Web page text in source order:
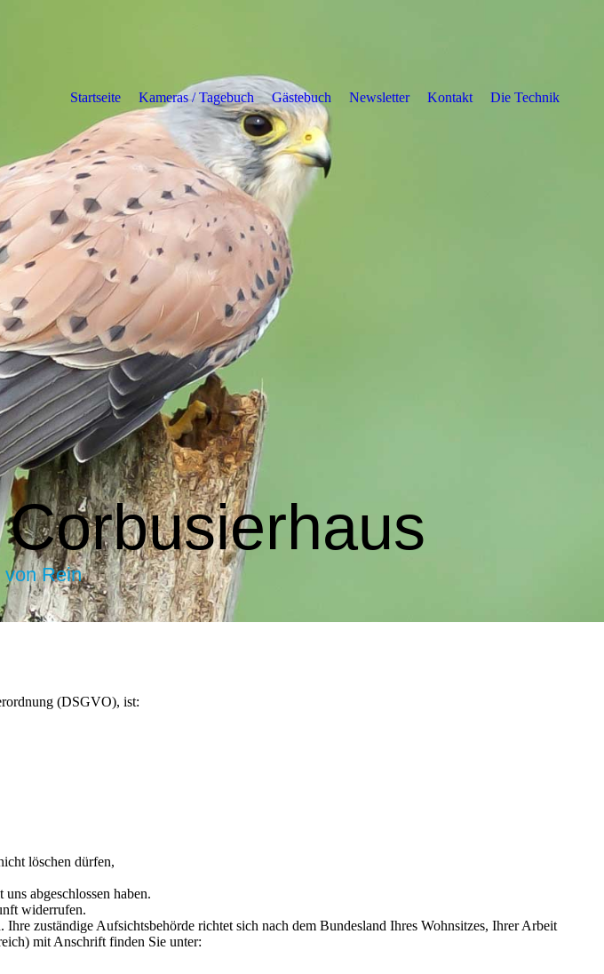
Startseite Kameras / Tagebuch Gästebuch Newsletter Kontakt Die Technik
von Rein
(DSGVO), ist:
löschen dürfen,
abgeschlossen haben.
widerrufen.
zuständige Aufsichtsbehörde richtet sich nach dem Bundesland Ihres Wohnsitzes, Ihrer Arbeit
mit Anschrift finden Sie unter: